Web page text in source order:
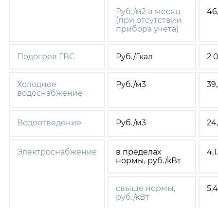
Руб./м2 в месяц
(при отсутствии
прибора учета)
Подогрев ГВС Руб./Гкал 2
Холодное
водоснабжение
Руб./м3
Водоотведение Руб./м3
Электроснабжение
в пределах
нормы, руб./кВт
свыше нормы,
руб./кВт